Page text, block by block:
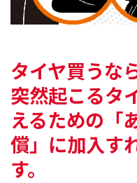
タイヤ買うな
突然起こるタ
えるための
償」に加入す
す。